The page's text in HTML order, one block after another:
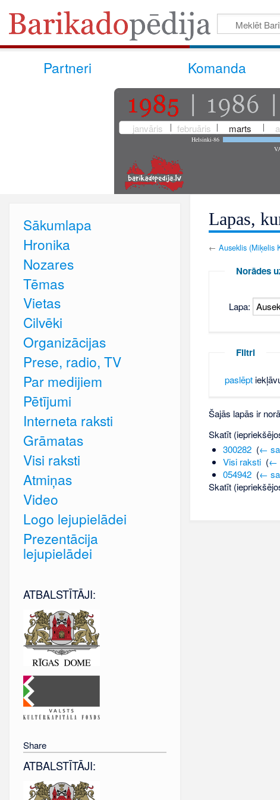
Partneri Komanda
janvāris februāris marts
Helsinki-86
Lapas,
← Auseklis (Miķelis
Norādes
Lapa:
Filtri
paslēpt
Šajās lapās ir
Skatīt
300282‎ (←
Visi raksti‎ (←
054942‎ (←
Skatīt
Sākumlapa
Hronika
Nozares
Tēmas
Vietas
Cilvēki
Organizācijas
Prese, radio, TV
Par medijiem
Pētījumi
Interneta raksti
Grāmatas
Visi raksti
Atmiņas
Video
Logo lejupielādei
Prezentācija
lejupielādei
ATBALSTĪTĀJI:
Share
ATBALSTĪTĀJI: